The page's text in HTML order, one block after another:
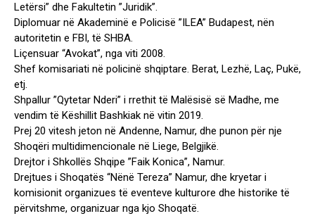
Letërsi” dhe Fakultetin ”Juridik”.
Diplomuar në Akademinë e Policisë ”ILEA” Budapest, nën
autoritetin e FBI, të SHBA.
Liçensuar “Avokat”, nga viti 2008.
Shef komisariati në policinë shqiptare. Berat, Lezhë, Laç, Pukë,
etj.
Shpallur ”Qytetar Nderi” i rrethit të Malësisë së Madhe, me
vendim të Këshillit Bashkiak në vitin 2019.
Prej 20 vitesh jeton në Andenne, Namur, dhe punon për nje
Shoqëri multidimencionale në Liege, Belgjikë.
Drejtor i Shkollës Shqipe ”Faik Konica”, Namur.
Drejtues i Shoqatës “Nënë Tereza” Namur, dhe kryetar i
komisionit organizues të eventeve kulturore dhe historike të
përvitshme, organizuar nga kjo Shoqatë.